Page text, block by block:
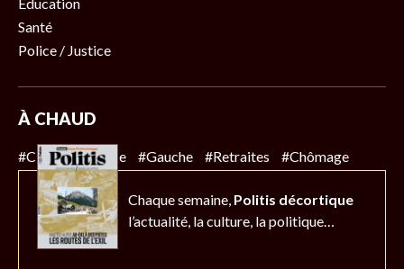
Santé
Police / Justice
À CHAUD
#Climat #Police #Gauche #Retraites #Chômage
Chaque semaine, Politis décortique
l’actualité, la culture, la politique…